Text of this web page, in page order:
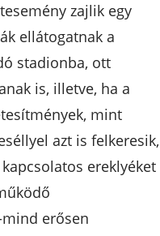
zajlik egy
ellátogatnak a
stadionba, ott
is, illetve, ha a
mint
azt is felkeresik,
ereklyéket
erősen